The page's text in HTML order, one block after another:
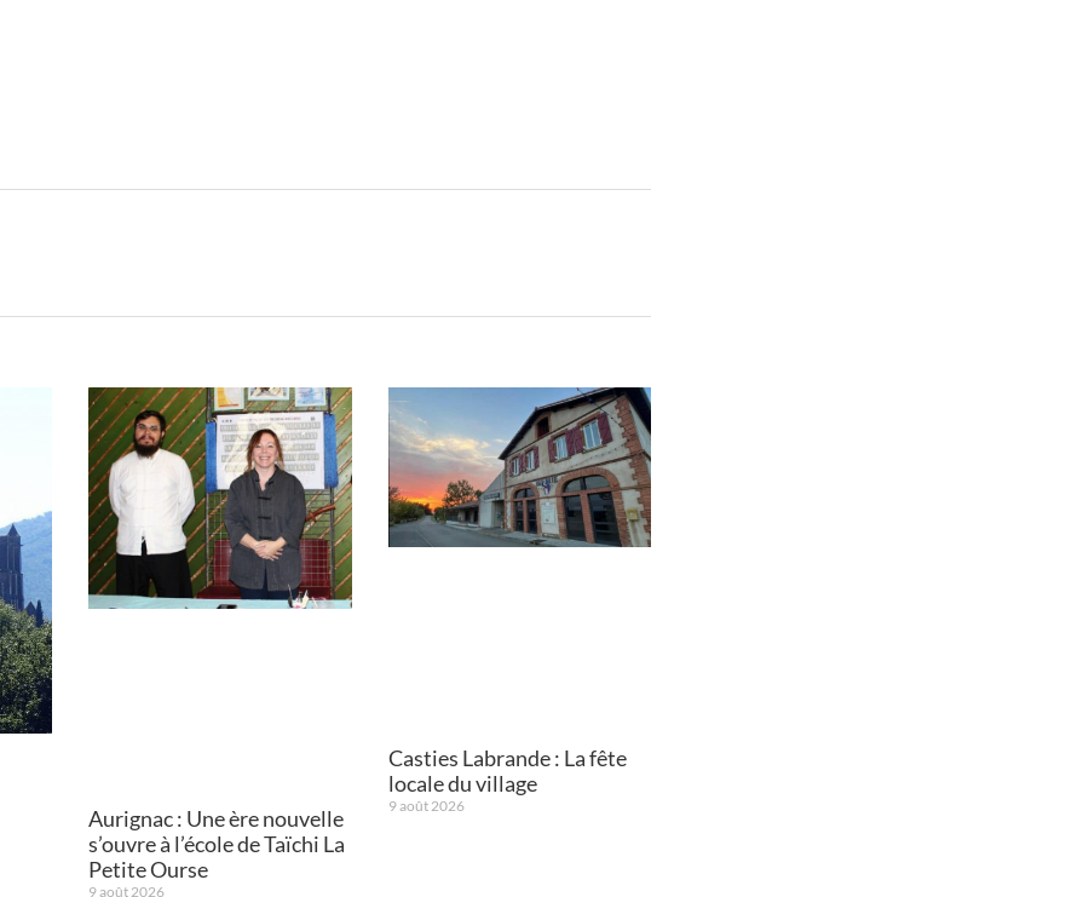
Aurignac : Une ère nouvelle
s’ouvre à l’école de Taïchi La
Petite Ourse
9 août 2026
Casties Labrande : La fête
locale du village
9 août 2026